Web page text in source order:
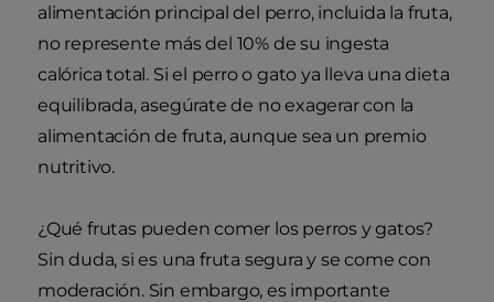
alimentación principal del perro, incluida la fruta,
no represente más del 10% de su ingesta
calórica total. Si el perro o gato ya lleva una dieta
equilibrada, asegúrate de no exagerar con la
alimentación de fruta, aunque sea un premio
nutritivo.
¿Qué frutas pueden comer los perros y gatos?
Sin duda, si es una fruta segura y se come con
moderación. Sin embargo, es importante